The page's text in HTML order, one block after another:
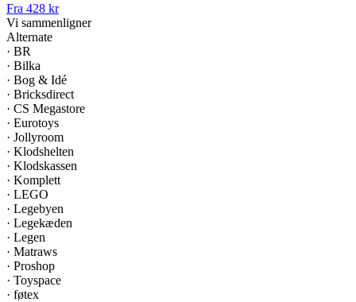
Fra 428 kr
Vi sammenligner
Alternate
· BR
· Bilka
· Bog & Idé
· Bricksdirect
· CS Megastore
· Eurotoys
· Jollyroom
· Klodshelten
· Klodskassen
· Komplett
· LEGO
· Legebyen
· Legekæden
· Legen
· Matraws
· Proshop
· Toyspace
· føtex